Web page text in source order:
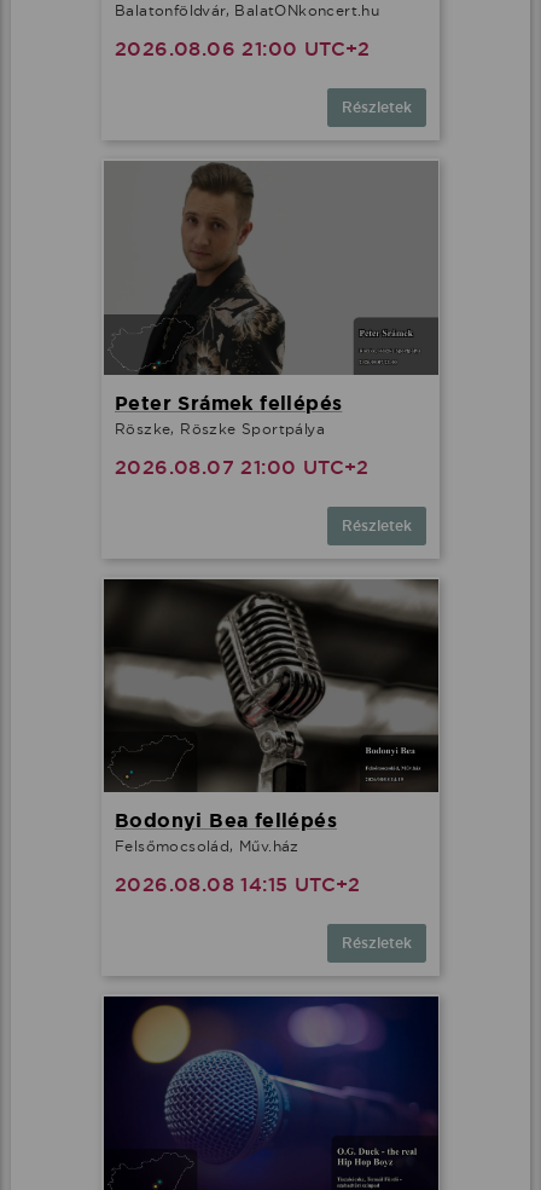
Balatonföldvár, BalatONkoncert.hu
2026.08.06 21:00 UTC+2
Részletek
Peter Srámek fellépés
Röszke, Röszke Sportpálya
2026.08.07 21:00 UTC+2
Részletek
Bodonyi Bea fellépés
Felsőmocsolád, Műv.ház
2026.08.08 14:15 UTC+2
Részletek